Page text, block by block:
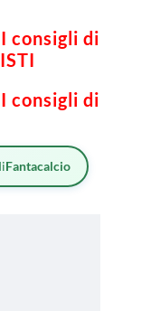
consigli di
consigli di
Fantacalcio